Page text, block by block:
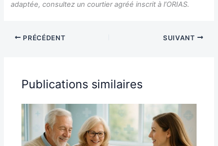
adaptée, consultez un courtier agréé inscrit à l’ORIAS.
PRÉCÉDENT SUIVANT
Publications similaires